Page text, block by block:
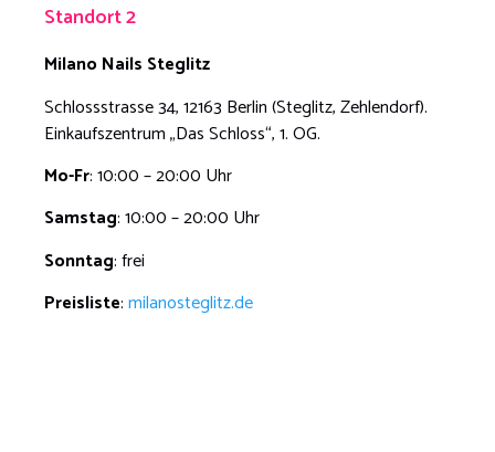
Standort 2
Milano Nails Steglitz
Schlossstrasse 34, 12163 Berlin (Steglitz, Zehlendorf).
Einkaufszentrum „Das Schloss“, 1. OG.
Mo-Fr: 10:00 – 20:00 Uhr
Samstag: 10:00 – 20:00 Uhr
Sonntag: frei
Preisliste:milanosteglitz.de